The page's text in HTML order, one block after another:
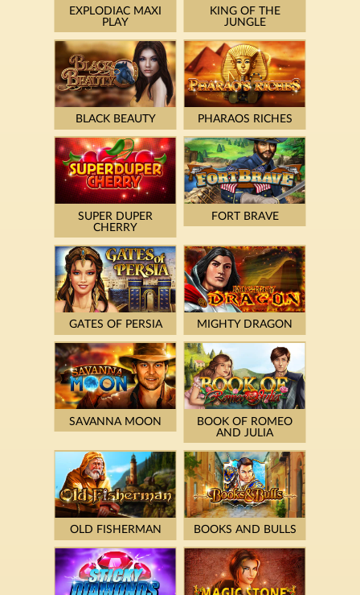
EXPLODIAC MAXI
PLAY
KING OF THE
JUNGLE
BLACK BEAUTY PHARAOS RICHES
SUPER DUPER
CHERRY
FORT BRAVE
GATES OF PERSIA MIGHTY DRAGON
SAVANNA MOON
BOOK OF ROMEO
AND JULIA
OLD FISHERMAN BOOKS AND BULLS